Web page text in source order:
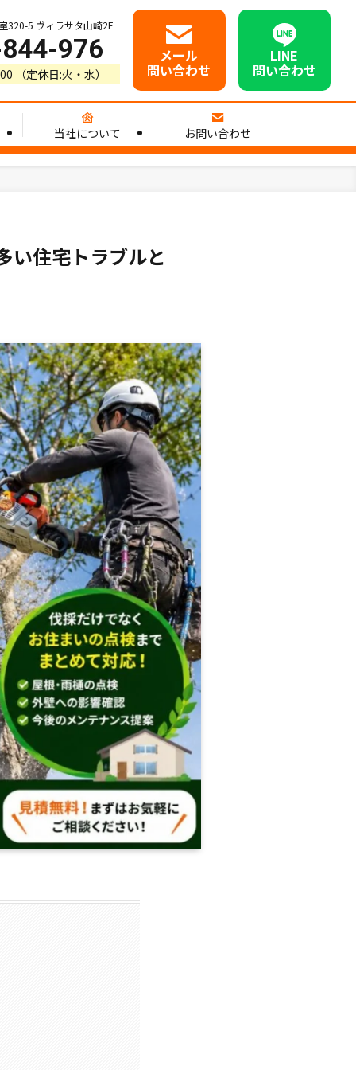
当社について お問い合わせ
320-5 ヴィラサタ山崎2F
976
（定休日:火・水）
メール
問い合わせ
LINE
問い合わせ
い住宅トラブルと